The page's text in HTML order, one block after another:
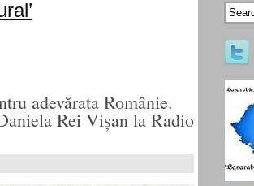
adevărata Românie.
Rei Vișan la Radio